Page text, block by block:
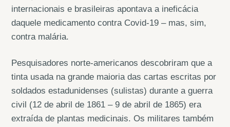
internacionais e brasileiras apontava a ineficácia
daquele medicamento contra Covid-19 – mas, sim,
contra malária.
Pesquisadores norte-americanos descobriram que a
tinta usada na grande maioria das cartas escritas por
soldados estadunidenses (sulistas) durante a guerra
civil (12 de abril de 1861 – 9 de abril de 1865) era
extraída de plantas medicinais. Os militares também